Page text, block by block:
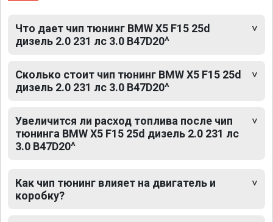
Что дает чип тюнинг BMW X5 F15 25d
дизель 2.0 231 лс 3.0 B47D20^
Сколько стоит чип тюнинг BMW X5 F15 25d
дизель 2.0 231 лс 3.0 B47D20^
Увеличится ли расход топлива после чип
тюнинга BMW X5 F15 25d дизель 2.0 231 лс
3.0 B47D20^
Как чип тюнинг влияет на двигатель и
коробку?